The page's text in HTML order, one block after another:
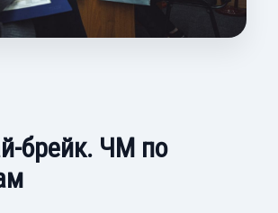
брейк. ЧМ по